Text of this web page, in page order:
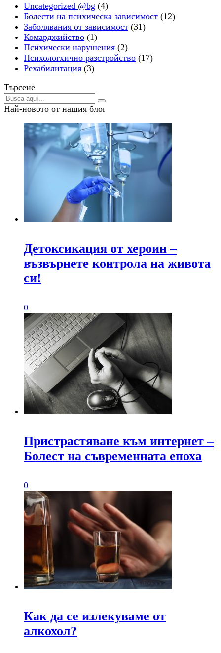
Uncategorized @bg (4)
Болести на психическа зависимост (12)
Заболявания от зависимост (31)
Комарджийство (1)
Психически нарушения (2)
Психологхично разстройство (17)
Рехабилитация (3)
Търсене
Най-новото от нашия блог
Детоксикация от хероин –
възвърнете контрола на живота
си!
0
Пристрастяване към интернет –
Болест на съвременната епоха
0
Как да се излекуваме от
алкохол?